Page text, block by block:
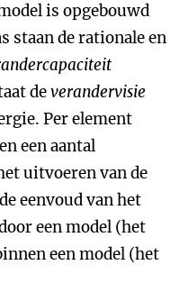
is opgebouwd
staan de rationale en
deverandervisie
Per element
een aantal
uitvoeren van de
eenvoud van het
een model (het
een model (het